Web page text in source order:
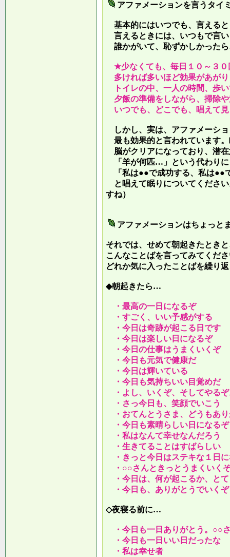
アファメーションを言うタイ
基本的にはいつでも、言える
言えるときには、いつもで言
誰かがいて、恥ずかしかった
★少なくても、毎日１０～３０
多ければ多いほど効果があが
トイレの中、一人の時間、歩
夕飯の準備をしながら、掃除
いつでも、どこでも、唱えて
しかし、実は、アファメーシ
最も効果的と言われています
脳がクリアになっており、潜
「羊が何匹…」という代わりに
「私は●●で成功する、私は●●
と唱えて眠りについてくださ
すね）
アファメーションはちょっと
それでは、せめて朝起きたとき
こんなことばを言ってみてくだ
どれか気に入ったことばを繰り
◆朝起きたら…
・最高の一日になるぞ
・すごく、いい予感がする
・今日は奇跡が起こる日です
・今日は楽しい日になるぞ
・今日の仕事はうまくいくぞ
・今日も元気で健康だ
・今日は輝いている
・今日も気持ちいい目覚めだ
・よし、いくぞ、そしてやる
・さっ今日も、笑顔でいこう
・おてんとうさま、どうもあ
・今日も素晴らしい日になるぞ
・私はなんて幸せなんだろう
・生きてることはすばらしい
・きっと今日はステキな１日
・○○さんときっとうまくいく
・今日は、何が起こるか、と
・今日も、ありがとうでいくぞ
◇夜寝る前に…
・今日も一日ありがとう。○○
・今日も一日いい日だったな
・私は幸せ者